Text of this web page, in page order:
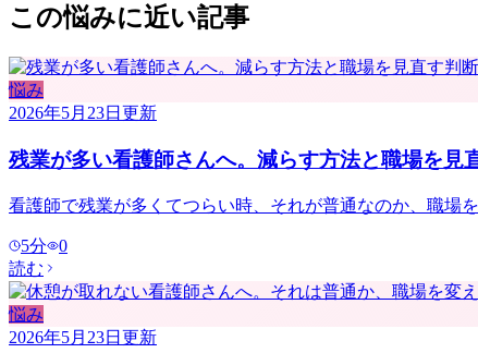
この悩みに近い記事
悩み
2026年5月23日 更新
残業が多い看護師さんへ。減らす方法と職場を見
看護師で残業が多くてつらい時、それが普通なのか、職場
5分
0
読む
悩み
2026年5月23日 更新